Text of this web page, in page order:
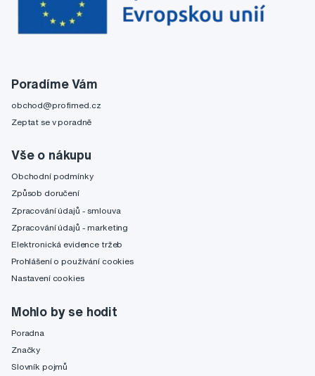
Poradíme Vám
obchod@profimed.cz
Zeptat se v poradně
Vše o nákupu
Obchodní podmínky
Způsob doručení
Zpracování údajů - smlouva
Zpracování údajů - marketing
Elektronická evidence tržeb
Prohlášení o používání cookies
Nastavení cookies
Mohlo by se hodit
Poradna
Značky
Slovník pojmů